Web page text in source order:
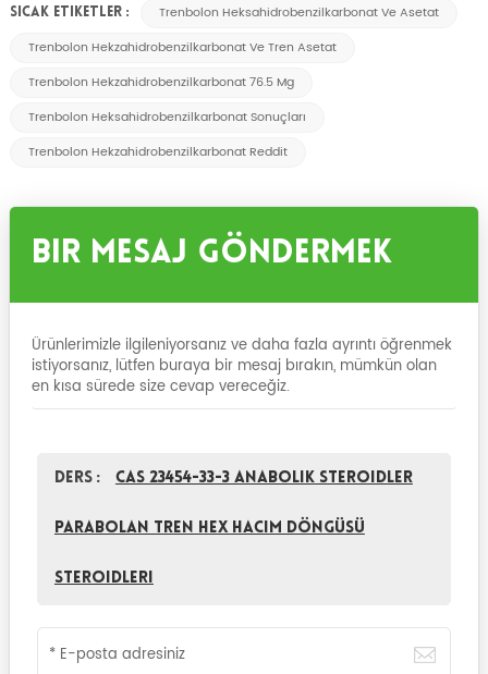
SICAK ETIKETLER :
Trenbolon Heksahidrobenzilkarbonat Ve Asetat
Trenbolon Hekzahidrobenzilkarbonat Ve Tren Asetat
Trenbolon Hekzahidrobenzilkarbonat 76.5 Mg
Trenbolon Heksahidrobenzilkarbonat Sonuçları
Trenbolon Hekzahidrobenzilkarbonat Reddit
Bir Mesaj Göndermek
Ürünlerimizle ilgileniyorsanız ve daha fazla ayrıntı öğrenmek
istiyorsanız, lütfen buraya bir mesaj bırakın, mümkün olan
en kısa sürede size cevap vereceğiz.
Ders : CAS 23454-33-3 Anabolik Steroidler
parabolan Tren Hex Hacim Döngüsü
Steroidleri